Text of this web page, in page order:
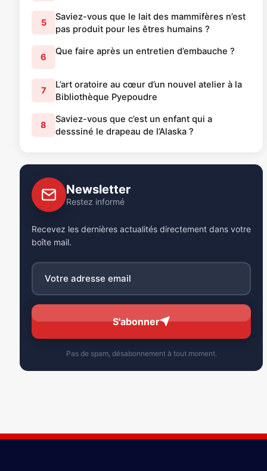
5
Saviez-vous que le lait des mammifères n’est
pas produit pour les êtres humains ?
6
Que faire après un entretien d’embauche ?
7
L’art oratoire au cœur d’un nouvel atelier à la
Bibliothèque Pyepoudre
8
Saviez-vous que c’est un enfant qui a
desssiné le drapeau de l’Alaska ?
Newsletter
Restez informé
Recevez les dernières actualités directement dans votre
boîte mail.
S'abonner
Pas de spam, désabonnement à tout moment.